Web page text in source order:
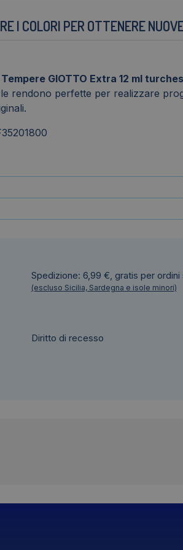
I COLORI PER OTTENERE
Tempere GIOTTO Extra 12 ml
rendono perfette per realizzare
Spedizione: 6,99 €, gratis per
(escluso Sicilia, Sardegna e isole minori)
Diritto di recesso